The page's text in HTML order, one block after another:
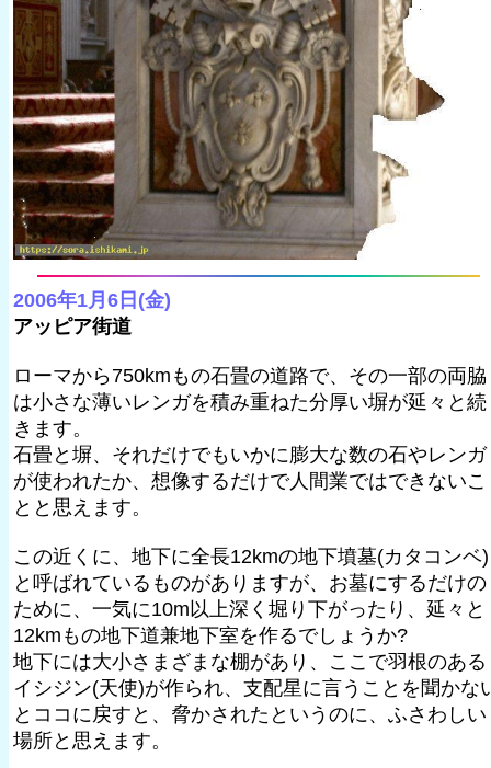
2006年1月6日(金)
アッピア街道
ローマから750kmもの石畳の道路で、その一部の両脇
は小さな薄いレンガを積み重ねた分厚い塀が延々と続
きます。
石畳と塀、それだけでもいかに膨大な数の石やレンガ
が使われたか、想像するだけで人間業ではできないこ
とと思えます。
この近くに、地下に全長12kmの地下墳墓(カタコンベ)
と呼ばれているものがありますが、お墓にするだけの
ために、一気に10m以上深く堀り下がったり、延々と
12kmもの地下道兼地下室を作るでしょうか?
地下には大小さまざまな棚があり、ここで羽根のある
イシジン(天使)が作られ、支配星に言うことを聞かな
とココに戻すと、脅かされたというのに、ふさわしい
場所と思えます。